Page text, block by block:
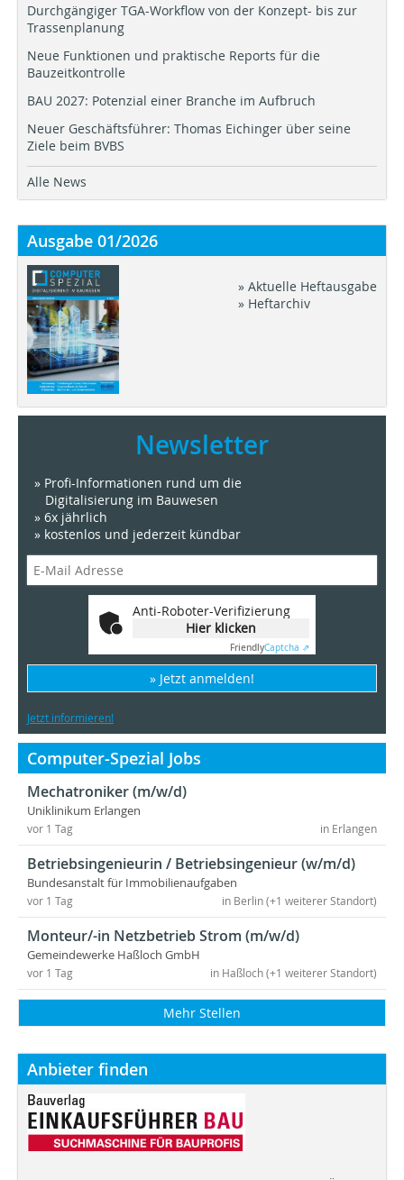
Durchgängiger TGA-Workflow von der Konzept- bis zur
Trassenplanung
Neue Funktionen und praktische Reports für die
Bauzeitkontrolle
BAU 2027: Potenzial einer Branche im Aufbruch
Neuer Geschäftsführer: Thomas Eichinger über seine
Ziele beim BVBS
Alle News
Ausgabe 01/2026
» Aktuelle Heftausgabe
» Heftarchiv
Newsletter
» Profi-Informationen rund um die
Digitalisierung im Bauwesen
» 6x jährlich
» kostenlos und jederzeit kündbar
Anti-Roboter-Verifizierung
Hier klicken
FriendlyCaptcha ⇗
» Jetzt anmelden!
Jetzt informieren!
Computer-Spezial Jobs
Mechatroniker (m/w/d)
Uniklinikum Erlangen
in Erlangen
vor 1 Tag
Betriebsingenieurin / Betriebsingenieur (w/m/d)
Bundesanstalt für Immobilienaufgaben
in Berlin (+1 weiterer Standort)
vor 1 Tag
Monteur/-in Netzbetrieb Strom (m/w/d)
Gemeindewerke Haßloch GmbH
in Haßloch (+1 weiterer Standort)
vor 1 Tag
Mehr Stellen
Anbieter finden